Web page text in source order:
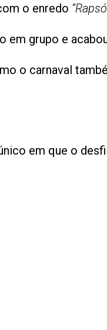
o enredo
em grupo e
o carnaval
em que o